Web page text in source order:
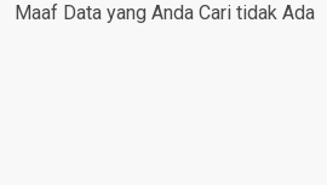
Maaf Data yang Anda Cari tidak Ada